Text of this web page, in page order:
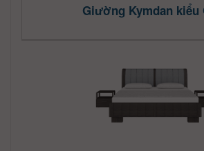
Giường Kymdan kiểu